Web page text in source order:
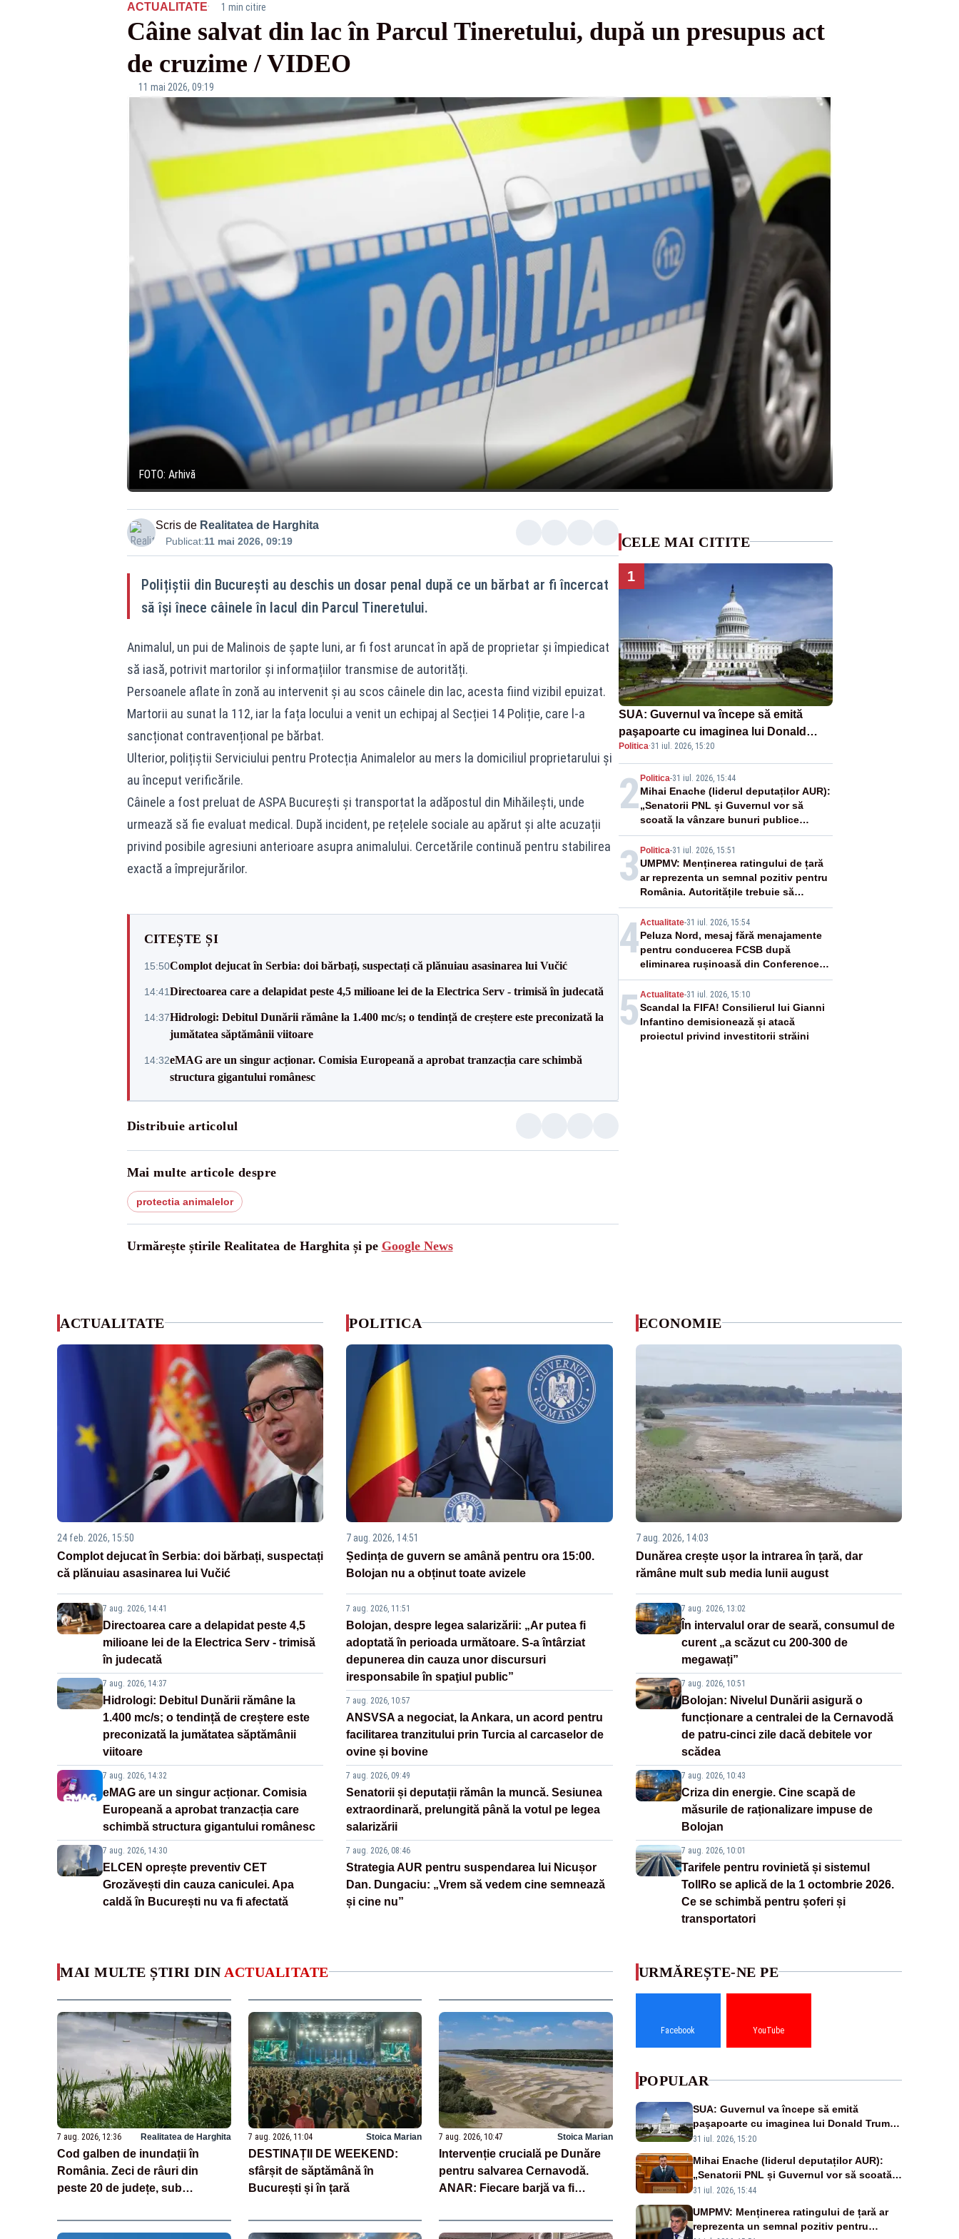
ACTUALITATE· 1 min citire
Câine salvat din lac în Parcul Tineretului, după un presupus act
de cruzime / VIDEO
11 mai 2026, 09:19
FOTO: Arhivă
Scris de Realitatea de Harghita
Publicat:11 mai 2026, 09:19
Polițiștii din București au deschis un dosar penal după ce un bărbat ar fi încercat
să își înece câinele în lacul din Parcul Tineretului.
Animalul, un pui de Malinois de șapte luni, ar fi fost aruncat în apă de proprietar și împiedicat
să iasă, potrivit martorilor și informațiilor transmise de autorități.
Persoanele aflate în zonă au intervenit și au scos câinele din lac, acesta fiind vizibil epuizat.
Martorii au sunat la 112, iar la fața locului a venit un echipaj al Secției 14 Poliție, care l-a
sancționat contravențional pe bărbat.
Ulterior, polițiștii Serviciului pentru Protecția Animalelor au mers la domiciliul proprietarului și
au început verificările.
Câinele a fost preluat de ASPA București și transportat la adăpostul din Mihăilești, unde
urmează să fie evaluat medical. După incident, pe rețelele sociale au apărut și alte acuzații
privind posibile agresiuni anterioare asupra animalului. Cercetările continuă pentru stabilirea
exactă a împrejurărilor.
CITEȘTE ȘI
15:50Complot dejucat în Serbia: doi bărbați, suspectați că plănuiau asasinarea lui Vučić
14:41Directoarea care a delapidat peste 4,5 milioane lei de la Electrica Serv - trimisă în judecată
14:37Hidrologi: Debitul Dunării rămâne la 1.400 mc/s; o tendință de creștere este preconizată la
jumătatea săptămânii viitoare
14:32eMAG are un singur acționar. Comisia Europeană a aprobat tranzacția care schimbă
structura gigantului românesc
Distribuie articolul
Mai multe articole despre
protectia animalelor
Urmărește știrile Realitatea de Harghita și pe Google News
CELE MAI CITITE
1
SUA: Guvernul va începe să emită
paşapoarte cu imaginea lui Donald
Trump începând cu 8 august
Politica·31 iul. 2026, 15:20
2Politica-31 iul. 2026, 15:44
Mihai Enache (liderul deputaților AUR):
„Senatorii PNL și Guvernul vor să
scoată la vânzare bunuri publice
pentru a stinge datoriile pentru
vaccinurile Pfizer!”
3 Politica-31 iul. 2026, 15:51
UMPMV: Menținerea ratingului de țară
ar reprezenta un semnal pozitiv pentru
România. Autoritățile trebuie să
continue consolidarea stabilității
economice și financiare
4Actualitate-31 iul. 2026, 15:54
Peluza Nord, mesaj fără menajamente
pentru conducerea FCSB după
eliminarea rușinoasă din Conference
League
5 Actualitate-31 iul. 2026, 15:10
Scandal la FIFA! Consilierul lui Gianni
Infantino demisionează și atacă
proiectul privind investitorii străini
ACTUALITATE
24 feb. 2026, 15:50
Complot dejucat în Serbia: doi bărbați, suspectați
că plănuiau asasinarea lui Vučić
7 aug. 2026, 14:41
Directoarea care a delapidat peste 4,5
milioane lei de la Electrica Serv - trimisă
în judecată
7 aug. 2026, 14:37
Hidrologi: Debitul Dunării rămâne la
1.400 mc/s; o tendință de creștere este
preconizată la jumătatea săptămânii
viitoare
7 aug. 2026, 14:32
eMAG are un singur acționar. Comisia
Europeană a aprobat tranzacția care
schimbă structura gigantului românesc
7 aug. 2026, 14:30
ELCEN oprește preventiv CET
Grozăvești din cauza caniculei. Apa
caldă în București nu va fi afectată
POLITICA
7 aug. 2026, 14:51
Ședința de guvern se amână pentru ora 15:00.
Bolojan nu a obținut toate avizele
7 aug. 2026, 11:51
Bolojan, despre legea salarizării: „Ar putea fi
adoptată în perioada următoare. S-a întârziat
depunerea din cauza unor discursuri
iresponsabile în spaţiul public”
7 aug. 2026, 10:57
ANSVSA a negociat, la Ankara, un acord pentru
facilitarea tranzitului prin Turcia al carcaselor de
ovine și bovine
7 aug. 2026, 09:49
Senatorii și deputații rămân la muncă. Sesiunea
extraordinară, prelungită până la votul pe legea
salarizării
7 aug. 2026, 08:46
Strategia AUR pentru suspendarea lui Nicușor
Dan. Dungaciu: „Vrem să vedem cine semnează
și cine nu”
ECONOMIE
7 aug. 2026, 14:03
Dunărea crește ușor la intrarea în țară, dar
rămâne mult sub media lunii august
7 aug. 2026, 13:02
În intervalul orar de seară, consumul de
curent „a scăzut cu 200-300 de
megawați”
7 aug. 2026, 10:51
Bolojan: Nivelul Dunării asigură o
funcționare a centralei de la Cernavodă
de patru-cinci zile dacă debitele vor
scădea
7 aug. 2026, 10:43
Criza din energie. Cine scapă de
măsurile de raționalizare impuse de
Bolojan
7 aug. 2026, 10:01
Tarifele pentru rovinietă și sistemul
TollRo se aplică de la 1 octombrie 2026.
Ce se schimbă pentru șoferi și
transportatori
MAI MULTE ȘTIRI DIN ACTUALITATE
7 aug. 2026, 12:36 Realitatea de Harghita
Cod galben de inundații în
România. Zeci de râuri din
peste 20 de județe, sub
7 aug. 2026, 11:04 Stoica Marian
DESTINAȚII DE WEEKEND:
sfârșit de săptămână în
București și în țară
7 aug. 2026, 10:47 Stoica Marian
Intervenție crucială pe Dunăre
pentru salvarea Cernavodă.
ANAR: Fiecare barjă va fi
URMĂREȘTE-NE PE
Facebook YouTube
POPULAR
SUA: Guvernul va începe să emită
paşapoarte cu imaginea lui Donald Trump
începând cu 8 august
31 iul. 2026, 15:20
Mihai Enache (liderul deputaților AUR):
„Senatorii PNL și Guvernul vor să scoată
la vânzare bunuri publice pentru a stinge
31 iul. 2026, 15:44
UMPMV: Menținerea ratingului de țară ar
reprezenta un semnal pozitiv pentru